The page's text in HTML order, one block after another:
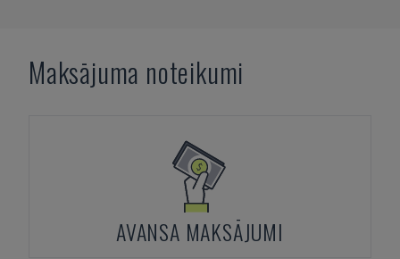
Maksājuma noteikumi
AVANSA MAKSĀJUMI